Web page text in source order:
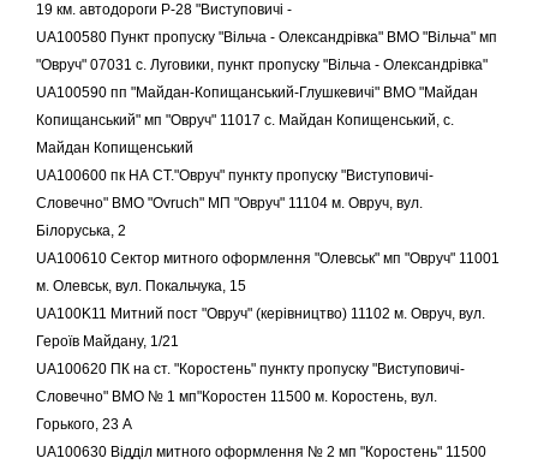
19 км. автодороги Р-28 "Виступовичі -
UA100580 Пункт пропуску "Вільча - Олександрівка" ВМО "Вільча" мп
"Овруч" 07031 с. Луговики, пункт пропуску "Вільча - Олександрівка"
UA100590 пп "Майдан-Копищанський-Глушкевичі" ВМО "Майдан
Копищанський" мп "Овруч" 11017 с. Майдан Копищенський, с.
Майдан Копищенський
UA100600 пк НА СТ."Овруч" пункту пропуску "Виступовичі-
Словечно" ВМО "Ovruch" МП "Овруч" 11104 м. Овруч, вул.
Білоруська, 2
UA100610 Сектор митного оформлення "Олевськ" мп "Овруч" 11001
м. Олевськ, вул. Покальчука, 15
UA100K11 Митний пост "Овруч" (керівництво) 11102 м. Овруч, вул.
Героїв Майдану, 1/21
UA100620 ПК на ст. "Коростень" пункту пропуску "Виступовичі-
Словечно" ВМО № 1 мп"Коростен 11500 м. Коростень, вул.
Горького, 23 А
UA100630 Відділ митного оформлення № 2 мп "Коростень" 11500